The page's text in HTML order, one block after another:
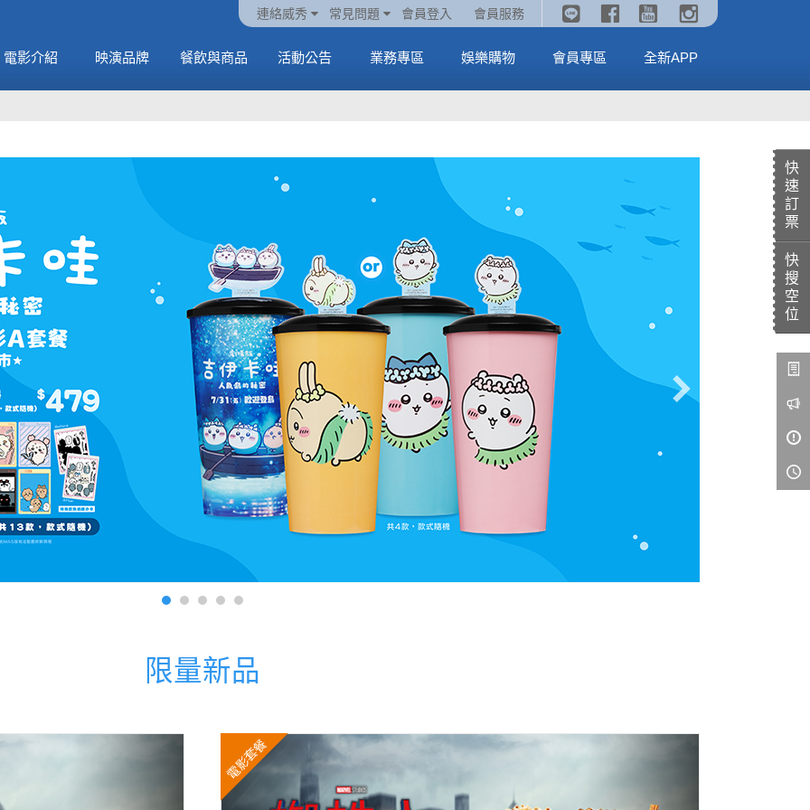
連絡威秀 常見問題 會員登入 會員服務
電影介紹 MORE
火熱預售中《橡樹街
末日》
MORE
火熱預售中《汪汪隊立大功：恐龍大電影》
映演品牌 餐飲與商品
MORE
🥤威秀獨家電影套餐
🥤全台熱賣中
MORE
《劇場版吉伊卡哇》🥤威秀獨家電影套餐🥤
全台熱賣中
MORE
活動公告 業務專區 娛樂購物 會員專區 全新APP
快
速
訂
票
快
搜
空
位
限量新品
電影套餐